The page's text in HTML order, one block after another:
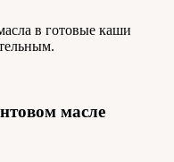
в готовые каши
масле